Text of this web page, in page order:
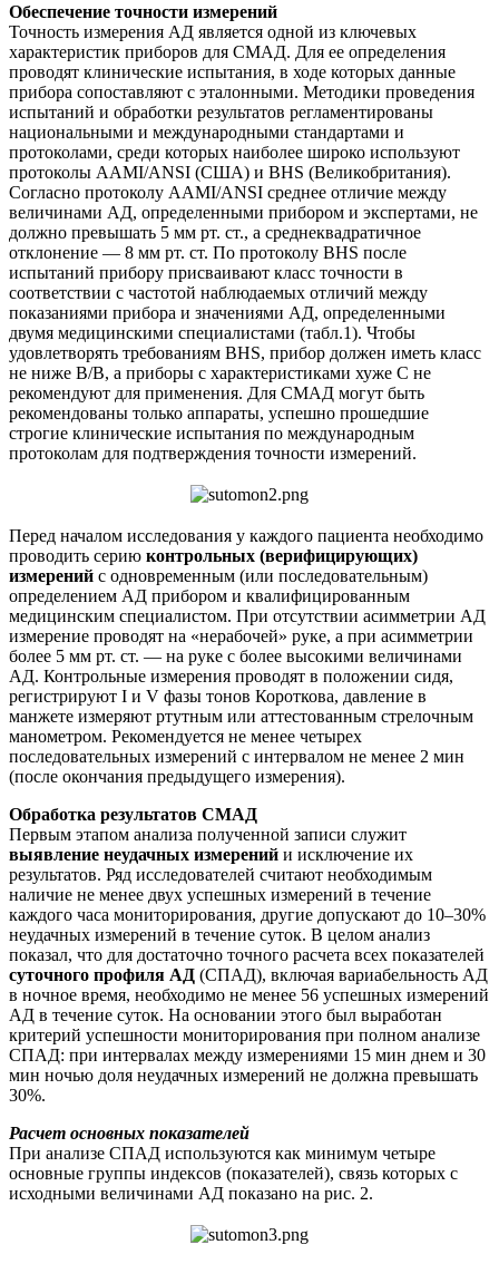
Обеспечение точности измерений
Точность измерения АД является одной из ключевых
характеристик приборов для СМАД. Для ее определения
проводят клинические испытания, в ходе которых данные
прибора сопоставляют с эталонными. Методики проведения
испытаний и обработки результатов регламентированы
национальными и международными стандартами и
протоколами, среди которых наиболее широко используют
протоколы AAMI/ANSI (США) и BHS (Великобритания).
Согласно протоколу AAMI/ANSI среднее отличие между
величинами АД, определенными прибором и экспертами, не
должно превышать 5 мм рт. ст., а среднеквадратичное
отклонение — 8 мм рт. ст. По протоколу BHS после
испытаний прибору присваивают класс точности в
соответствии с частотой наблюдаемых отличий между
показаниями прибора и значениями АД, определенными
двумя медицинскими специалистами (табл.1). Чтобы
удовлетворять требованиям BHS, прибор должен иметь класс
не ниже В/В, а приборы с характеристиками хуже С не
рекомендуют для применения. Для СМАД могут быть
рекомендованы только аппараты, успешно прошедшие
строгие клинические испытания по международным
протоколам для подтверждения точности измерений.
Перед началом исследования у каждого пациента необходимо
проводить серию контрольных (верифицирующих)
измерений с одновременным (или последовательным)
определением АД прибором и квалифицированным
медицинским специалистом. При отсутствии асимметрии АД
измерение проводят на «нерабочей» руке, а при асимметрии
более 5 мм рт. ст. — на руке с более высокими величинами
АД. Контрольные измерения проводят в положении сидя,
регистрируют I и V фазы тонов Короткова, давление в
манжете измеряют ртутным или аттестованным стрелочным
манометром. Рекомендуется не менее четырех
последовательных измерений с интервалом не менее 2 мин
(после окончания предыдущего измерения).
Обработка результатов СМАД
Первым этапом анализа полученной записи служит
выявление неудачных измерений и исключение их
результатов. Ряд исследователей считают необходимым
наличие не менее двух успешных измерений в течение
каждого часа мониторирования, другие допускают до 10–30%
неудачных измерений в течение суток. В целом анализ
показал, что для достаточно точного расчета всех показателей
суточного профиля АД (СПАД), включая вариабельность АД
в ночное время, необходимо не менее 56 успешных измерений
АД в течение суток. На основании этого был выработан
критерий успешности мониторирования при полном анализе
СПАД: при интервалах между измерениями 15 мин днем и 30
мин ночью доля неудачных измерений не должна превышать
30%.
Расчет основных показателей
При анализе СПАД используются как минимум четыре
основные группы индексов (показателей), связь которых с
исходными величинами АД показано на рис. 2.